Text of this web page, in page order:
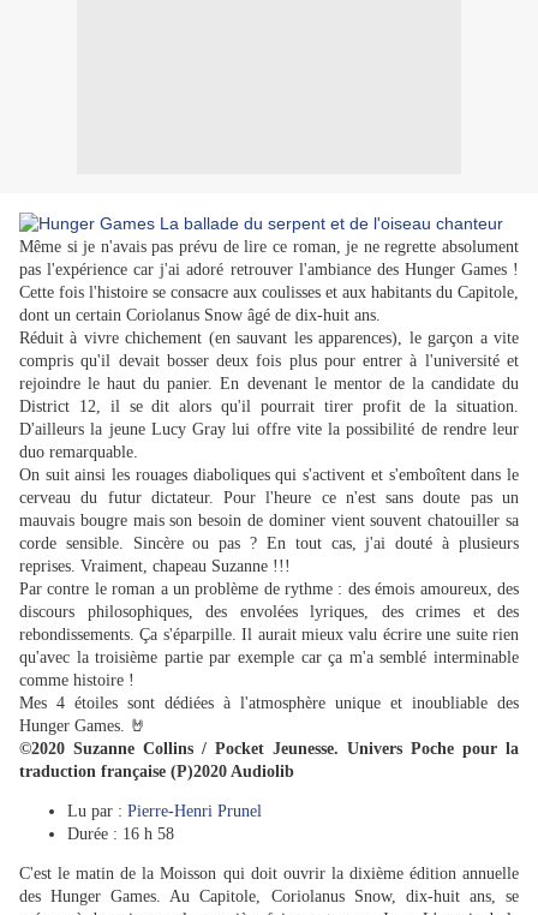
Même si je n'avais pas prévu de lire ce roman, je ne regrette absolument
pas l'expérience car j'ai adoré retrouver l'ambiance des Hunger Games !
Cette fois l'histoire se consacre aux coulisses et aux habitants du Capitole,
dont un certain Coriolanus Snow âgé de dix-huit ans.
Réduit à vivre chichement (en sauvant les apparences), le garçon a vite
compris qu'il devait bosser deux fois plus pour entrer à l'université et
rejoindre le haut du panier. En devenant le mentor de la candidate du
District 12, il se dit alors qu'il pourrait tirer profit de la situation.
D'ailleurs la jeune Lucy Gray lui offre vite la possibilité de rendre leur
duo remarquable.
On suit ainsi les rouages diaboliques qui s'activent et s'emboîtent dans le
cerveau du futur dictateur. Pour l'heure ce n'est sans doute pas un
mauvais bougre mais son besoin de dominer vient souvent chatouiller sa
corde sensible. Sincère ou pas ? En tout cas, j'ai douté à plusieurs
reprises. Vraiment, chapeau Suzanne !!!
Par contre le roman a un problème de rythme : des émois amoureux, des
discours philosophiques, des envolées lyriques, des crimes et des
rebondissements. Ça s'éparpille. Il aurait mieux valu écrire une suite rien
qu'avec la troisième partie par exemple car ça m'a semblé interminable
comme histoire !
Mes 4 étoiles sont dédiées à l'atmosphère unique et inoubliable des
Hunger Games. 🤘
©2020 Suzanne Collins / Pocket Jeunesse. Univers Poche pour la
traduction française (P)2020 Audiolib
Lu par : Pierre-Henri Prunel
Durée : 16 h 58
C'est le matin de la Moisson qui doit ouvrir la dixième édition annuelle
des Hunger Games. Au Capitole, Coriolanus Snow, dix-huit ans, se